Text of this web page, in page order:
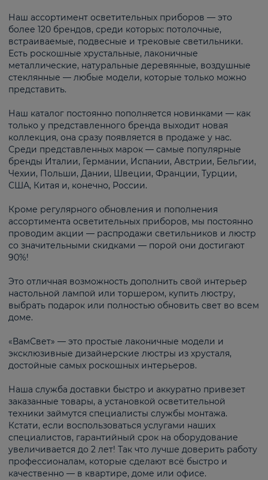
Наш ассортимент осветительных приборов — это
более 120 брендов, среди которых: потолочные,
встраиваемые, подвесные и трековые светильники.
Есть роскошные хрустальные, лаконичные
металлические, натуральные деревянные, воздушные
стеклянные — любые модели, которые только можно
представить.
Наш каталог постоянно пополняется новинками — как
только у представленного бренда выходит новая
коллекция, она сразу появляется в продаже у нас.
Среди представленных марок — самые популярные
бренды Италии, Германии, Испании, Австрии, Бельгии,
Чехии, Польши, Дании, Швеции, Франции, Турции,
США, Китая и, конечно, России.
Кроме регулярного обновления и пополнения
ассортимента осветительных приборов, мы постоянно
проводим акции — распродажи светильников и люстр
со значительными скидками — порой они достигают
90%!
Это отличная возможность дополнить свой интерьер
настольной лампой или торшером, купить люстру,
выбрать подарок или полностью обновить свет во всем
доме.
«ВамСвет» — это простые лаконичные модели и
эксклюзивные дизайнерские люстры из хрусталя,
достойные самых роскошных интерьеров.
Наша служба доставки быстро и аккуратно привезет
заказанные товары, а установкой осветительной
техники займутся специалисты службы монтажа.
Кстати, если воспользоваться услугами наших
специалистов, гарантийный срок на оборудование
увеличивается до 2 лет! Так что лучше доверить работу
профессионалам, которые сделают всё быстро и
качественно — в квартире, доме или офисе.